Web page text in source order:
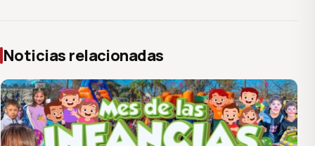
Noticias relacionadas